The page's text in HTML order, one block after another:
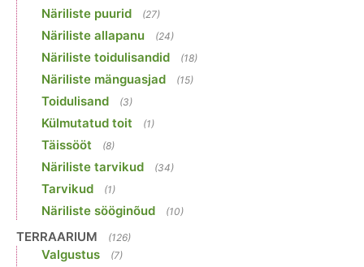
Näriliste puurid (27)
Näriliste allapanu (24)
Näriliste toidulisandid (18)
Näriliste mänguasjad (15)
Toidulisand (3)
Külmutatud toit (1)
Täissööt (8)
Näriliste tarvikud (34)
Tarvikud (1)
Näriliste sööginõud (10)
TERRAARIUM (126)
Valgustus (7)